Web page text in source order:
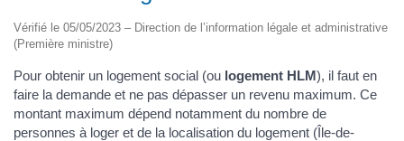
Vérifié le 05/05/2023 – Direction de l’information légale et administrative
(Première ministre)
Pour obtenir un logement social (ou logement HLM), il faut en
faire la demande et ne pas dépasser un revenu maximum. Ce
montant maximum dépend notamment du nombre de
personnes à loger et de la localisation du logement (Île-de-